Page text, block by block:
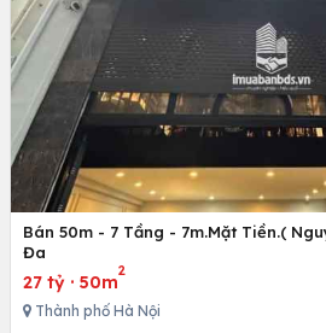
Bán 50m - 7 Tầng - 7m.Mặt Tiền.(
Đa
27 tỷ · 50m
2
Thành phố Hà Nội